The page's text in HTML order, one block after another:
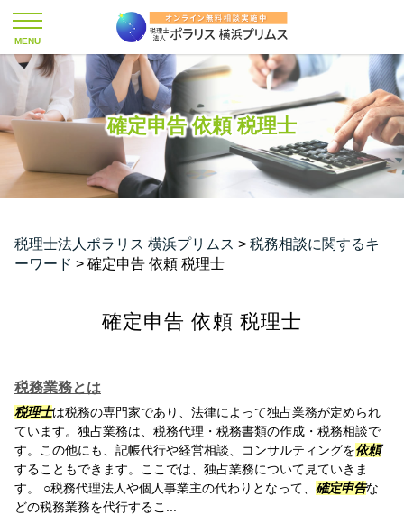
確定申告 依頼 税理士
税理士法人ポラリス 横浜プリムス > 税務相談に関するキ
ーワード > 確定申告 依頼 税理士
確定申告 依頼 税理士
税務業務とは
税理士は税務の専門家であり、法律によって独占業務が定められ
ています。独占業務は、税務代理・税務書類の作成・税務相談で
す。この他にも、記帳代行や経営相談、コンサルティングを依頼
することもできます。ここでは、独占業務について見ていきま
す。 ○税務代理法人や個人事業主の代わりとなって、 確定申告な
どの税務業務を代行するこ...